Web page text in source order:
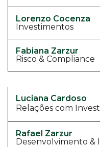
Lorenzo Cocenza
Investimentos
Fabiana Zarzur
Risco & Compliance
Luciana Cardoso
Relações com
Rafael Zarzur
Desenvolvimento &